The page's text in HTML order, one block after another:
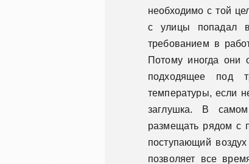
необходимо с той
с улицы попадал
требованием в
Потому иногда они
подходящее под
температуры, если
заглушка. В самом
размещать рядом с
поступающий
позволяет все